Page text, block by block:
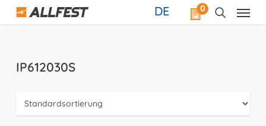
Skip
0
DE
IP612030S